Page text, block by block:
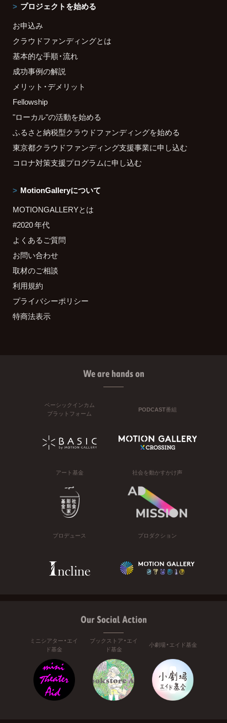
プロジェクトを始める
お申込み
クラウドファンディングとは
基本的な手順・流れ
成功事例の解説
メリット・デメリット
Fellowship
"ローカル"の活動を始める
ふるさと納税型クラウドファンディングを始める
東京都クラウドファンディング支援事業に申し込む
コロナ対策支援プログラムに申し込む
MotionGalleryについて
MOTIONGALLERYとは
#2020 年代
よくあるご質問
お問い合わせ
取材のご相談
利用規約
プライバシーポリシー
特商法表示
We are hands on
ベーシックインカム
プラットフォーム
PODCAST番組
アート基金 社会を動かすかけ声
プロデュース プロダクション
Our Social Action
ミニシアター・エイ
ド基金
ブックストア・エイ
ド基金
小劇場・エイド基金